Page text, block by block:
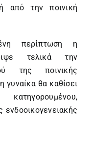
από την ποινική
περίπτωση η
τελικά την
της ποινικής
γυναίκα θα καθίσει